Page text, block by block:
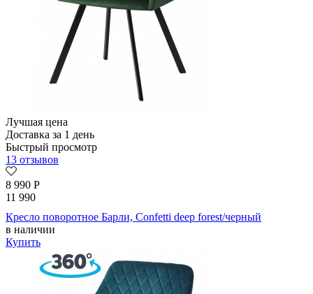
Лучшая цена
Доставка за 1 день
Быстрый просмотр
13 отзывов
8 990 Р
11 990
Кресло поворотное Барли, Confetti deep forest/черный
в наличии
Купить